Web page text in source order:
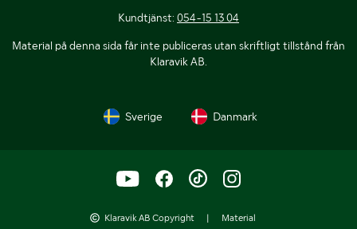
Kundtjänst: 054-15 13 04
Material på denna sida får inte publiceras utan skriftligt tillstånd från
Klaravik AB.
Sverige Danmark
Klaravik AB Copyright | Material